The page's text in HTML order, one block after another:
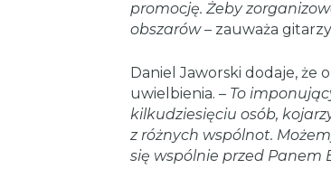
promocję. Żeby
obszarów– zauważa
Daniel Jaworski dodaje,
uwielbienia. – To
kilkudziesięciu osób,
z różnych wspólnot.
się wspólnie przed Panem